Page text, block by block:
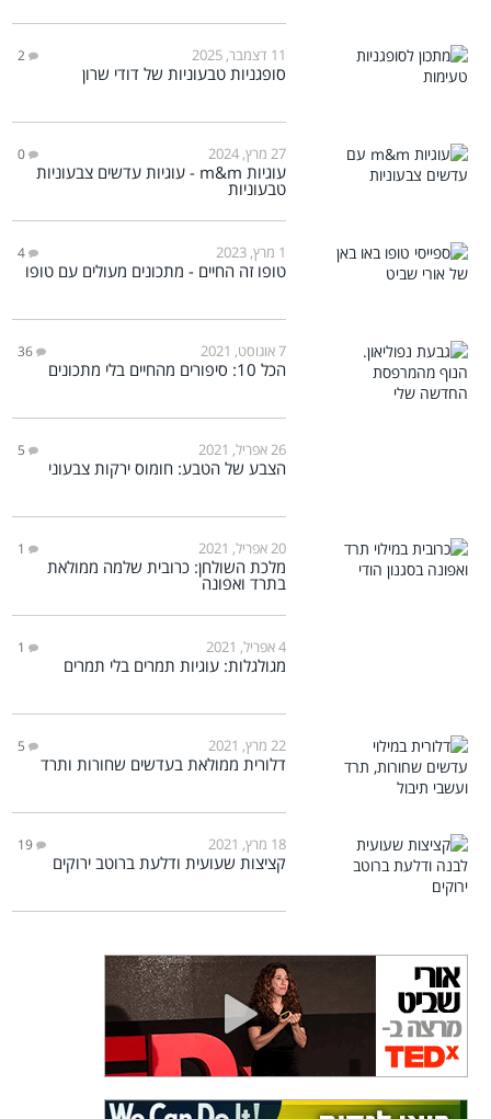
11 דצמבר, 2025 2
סופגניות טבעוניות של דודי שרון
27 מרץ, 2024 0
עוגיות m&m - עוגיות עדשים צבעוניות
טבעוניות
1 מרץ, 2023 4
טופו זה החיים - מתכונים מעולים עם טופו
7 אוגוסט, 2021 36
הכל 10: סיפורים מהחיים בלי מתכונים
26 אפריל, 2021 5
הצבע של הטבע: חומוס ירקות צבעוני
20 אפריל, 2021 1
מלכת השולחן: כרובית שלמה ממולאת
בתרד ואפונה
4 אפריל, 2021 1
מגולגלות: עוגיות תמרים בלי תמרים
22 מרץ, 2021 5
דלורית ממולאת בעדשים שחורות ותרד
18 מרץ, 2021 19
קציצות שעועית ודלעת ברוטב ירוקים